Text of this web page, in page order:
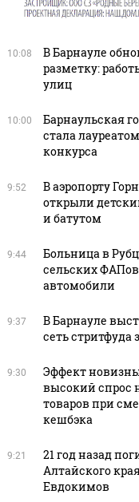
10:08
В Барнауле
разметку:
улиц
10:00
Барнаульская
стала
конкурса
9:52
В аэропорту
открыли
и батутом
9:44
Больница в
сельских
автомобили
9:37
В Барнауле
сеть стритфуда
9:30
Эффект
высокий спрос
товаров при
кешбэка
9:21
21 год назад
Алтайского
Евдокимов